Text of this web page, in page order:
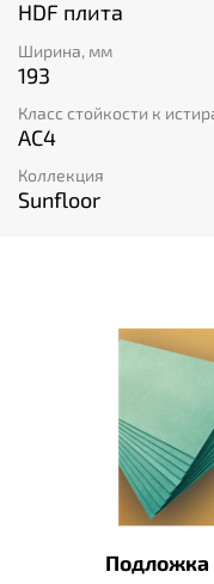
HDF плита
Ширина, мм
193
Класс стойкости к
AC4
Коллекция
Sunfloor
Подложка